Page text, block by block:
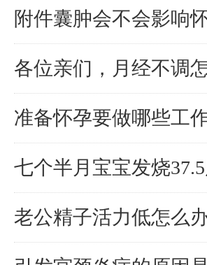
附件囊肿会不会影响
各位亲们，月经不调
准备怀孕要做哪些工
七个半月宝宝发烧
老公精子活力低怎么